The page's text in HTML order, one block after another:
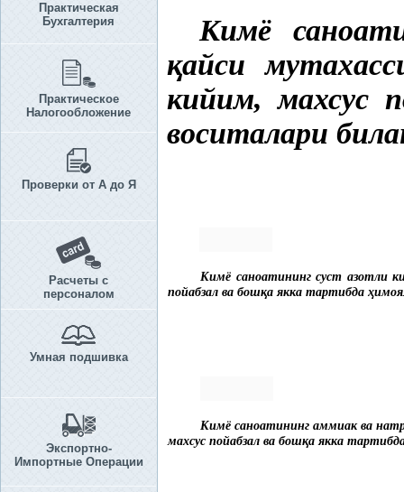
Практическая
Бухгалтерия
Практическое
Налогообложение
Проверки от А до Я
Расчеты с
персоналом
Умная подшивка
Экспортно-
Импортные Операции
Кимё
қайси
кийим, махсус
воситалари
Кимё саноатинингсуст азотли
пойабзал ва бошқа якка тартибда ҳ
Кимё саноатинингаммиак ва
махсус пойабзал ва бошқа якка